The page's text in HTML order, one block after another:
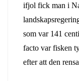
ifjol fick man i
som var 141
facto var fisken
efter att den